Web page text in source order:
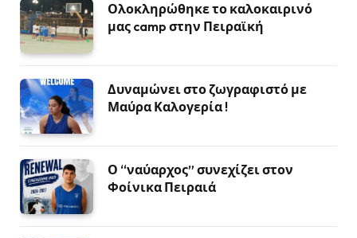
Ολοκληρώθηκε το καλοκαιρινό
μας camp στην Πειραϊκή
Δυναμώνει στο ζωγραφιστό με
Μαύρα Καλογερία !
Ο “ναύαρχος” συνεχίζει στον
Φοίνικα Πειραιά